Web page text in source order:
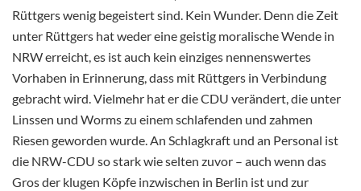
Rüttgers wenig begeistert sind. Kein Wunder. Denn die Zeit
unter Rüttgers hat weder eine geistig moralische Wende in
NRW erreicht, es ist auch kein einziges nennenswertes
Vorhaben in Erinnerung, dass mit Rüttgers in Verbindung
gebracht wird. Vielmehr hat er die CDU verändert, die unter
Linssen und Worms zu einem schlafenden und zahmen
Riesen geworden wurde. An Schlagkraft und an Personal ist
die NRW-CDU so stark wie selten zuvor – auch wenn das
Gros der klugen Köpfe inzwischen in Berlin ist und zur